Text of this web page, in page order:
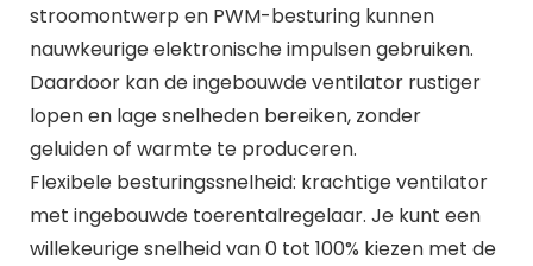
stroomontwerp en PWM-besturing kunnen
nauwkeurige elektronische impulsen gebruiken.
Daardoor kan de ingebouwde ventilator rustiger
lopen en lage snelheden bereiken, zonder
geluiden of warmte te produceren.
Flexibele besturingssnelheid: krachtige ventilator
met ingebouwde toerentalregelaar. Je kunt een
willekeurige snelheid van 0 tot 100% kiezen met de